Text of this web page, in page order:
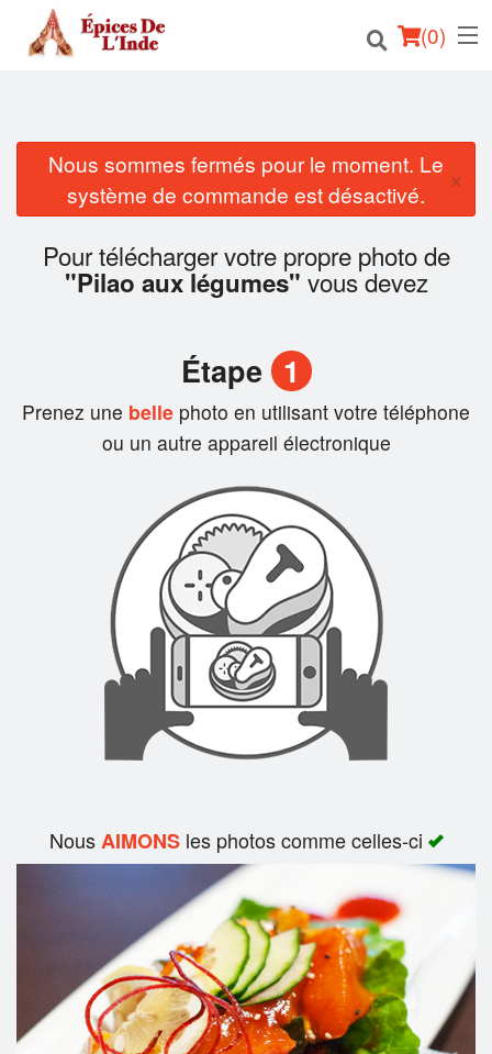
(0)
Commander en ligne
Emplacement
Français
Rechercher
Nous sommes fermés pour le moment. Le
système de commande est désactivé.
×
Pour télécharger votre propre photo de
"Pilao aux légumes" vous devez
Étape 1
Prenez une belle photo en utilisant votre téléphone
ou un autre appareil électronique
NousAIMONSles photos comme celles-ci